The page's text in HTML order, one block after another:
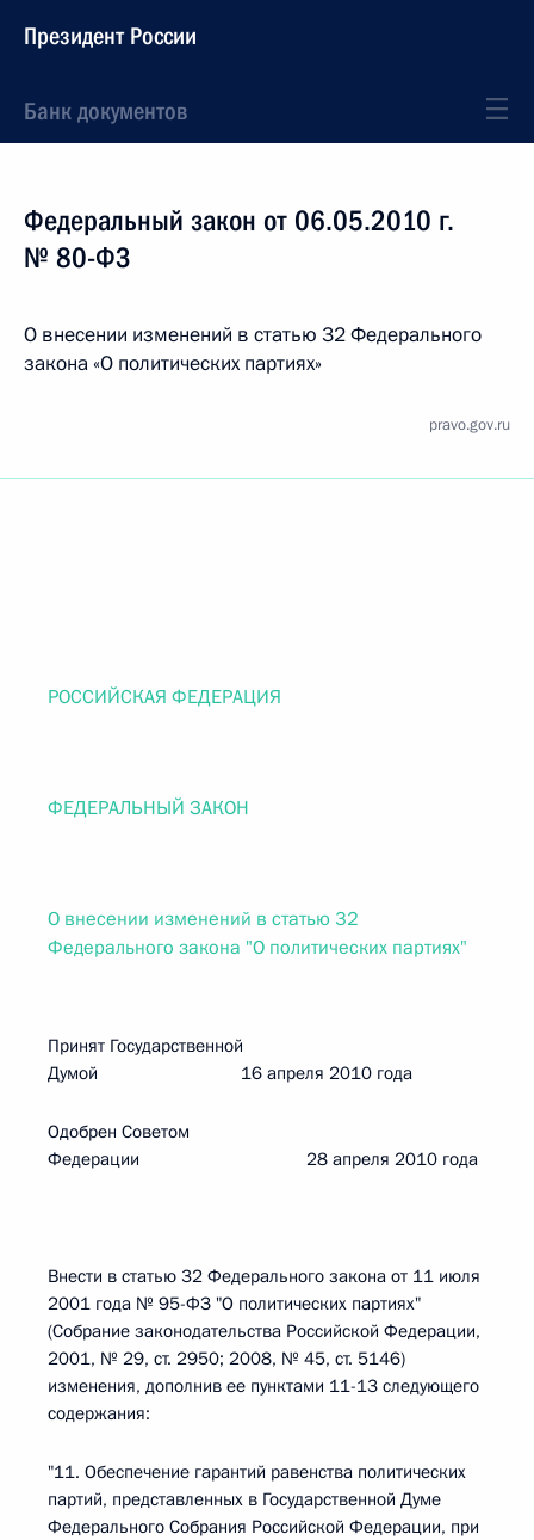
Президент России
Банк документов
Федеральный закон от 06.05.2010 г.
№ 80-ФЗ
О внесении изменений в статью 32 Федерального
закона «О политических партиях»
pravo.gov.ru
РОССИЙСКАЯ ФЕДЕРАЦИЯ
ФЕДЕРАЛЬНЫЙ ЗАКОН
О внесении изменений в статью 32
Федерального закона "О политических партиях"
Принят Государственной
Думой 16 апреля 2010 года
Одобрен Советом
Федерации 28 апреля 2010 года
Внести в статью 32 Федерального закона от 11 июля
2001 года № 95-ФЗ "О политических партиях"
(Собрание законодательства Российской Федерации,
2001, № 29, ст. 2950; 2008, № 45, ст. 5146)
изменения, дополнив ее пунктами 11-13 следующего
содержания:
"11. Обеспечение гарантий равенства политических
партий, представленных в Государственной Думе
Федерального Собрания Российской Федерации, при